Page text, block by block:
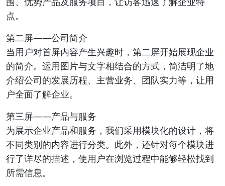
点。
第二屏——公司简介
当用户对首屏内容产生兴趣时，第二屏开始展现企业
的简介。运用图片与文字相结合的方式，简洁明了地
介绍公司的发展历程、主营业务、团队实力等，让用
户全面了解企业。
第三屏——产品与服务
为展示企业产品和服务，我们采用模块化的设计，将
不同类别的内容进行分类。此外，还针对每个模块进
行了详尽的描述，使用户在浏览过程中能够轻松找到
所需信息。